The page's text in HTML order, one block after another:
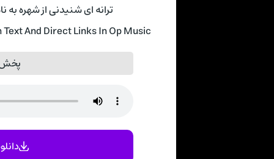
ترانه ای شنیدنی از شهره به نام
Text And Direct Links In Op Music
پخش